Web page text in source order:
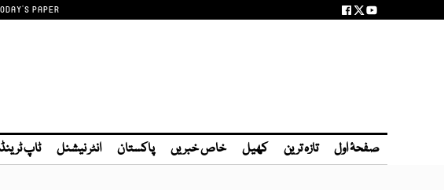
PAPER
صفحۂ اول تازہ ترین کھیل خاص خبریں پاکستان انٹر نیشنل ٹاپ ٹرینڈ